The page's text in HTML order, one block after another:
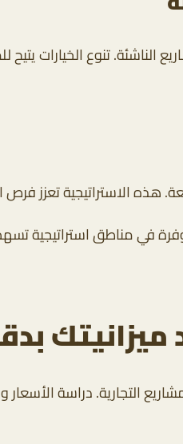
تنوع الخيارات يتيح
هذه الاستراتيجية تعزز
في مناطق
التجارية. دراسة الأسعار